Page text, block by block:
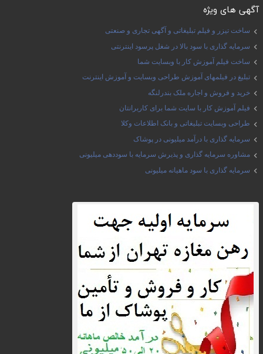
آگهی های ویژه
ساخت تیزر و فیلم تبلیغاتی و آگهی تجاری و صنعتی
سرمایه گذاری با سود بالا در شغل پرسود اینترنتی
ساخت فیلم آموزش کار با وبسایت شما
تبلیغ در فیلمهای آموزش طراحی وبسایت و آموزش اینترنت
خرید و فروش و اجاره ملک بندرلنگه
فیلم آموزش کار با سایت شما برای کاربرانتان
طراحی وبسایت تبلیغاتی و بانک اطلاعات وکلا
سرمایه گذاری با درآمد میلیونی در پوشاک
مشاوره سرمایه گذاری و پذیرش سرمایه با سوددهی میلیونی
سرمایه گذاری با سود ماهیانه میلیونی